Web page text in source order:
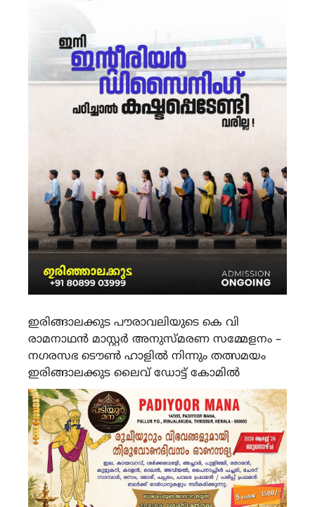
ഇരിങ്ങാലക്കുട പൗരാവലിയുടെ കെ വി
രാമനാഥൻ മാസ്റ്റർ അനുസ്മരണ സമ്മേളനം –
നഗരസഭ ടൌൺ ഹാളിൽ നിന്നും തത്സമയം
ഇരിങ്ങാലക്കുട ലൈവ് ഡോട്ട് കോമിൽ